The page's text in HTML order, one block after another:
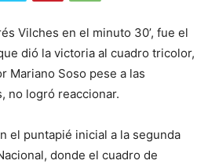
Vilches en el minuto 30’, fue el
dió la victoria al cuadro tricolor,
Mariano Soso pese a las
no logró reaccionar.
el puntapié inicial a la segunda
donde el cuadro de